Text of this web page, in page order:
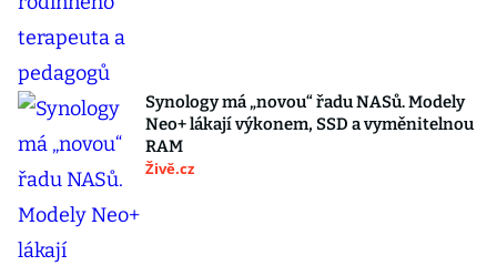
Synology má „novou“ řadu NASů. Modely
Neo+ lákají výkonem, SSD a vyměnitelnou
RAM
Živě.cz